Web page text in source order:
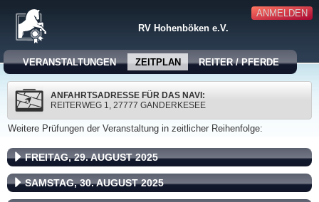
ANMELDEN
RV Hohenböken e.V.
VERANSTALTUNGEN ZEITPLAN REITER / PFERDE
ANFAHRTSADRESSE FÜR DAS NAVI:
REITERWEG 1, 27777 GANDERKESEE
Weitere Prüfungen der Veranstaltung in zeitlicher Reihenfolge:
FREITAG, 29. AUGUST 2025
SAMSTAG, 30. AUGUST 2025